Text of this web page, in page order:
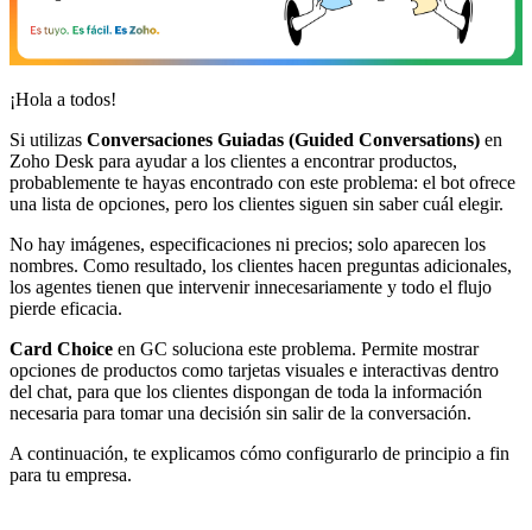
¡Hola a todos!
Si utilizas Conversaciones Guiadas (Guided Conversations) en
Zoho Desk para ayudar a los clientes a encontrar productos,
probablemente te hayas encontrado con este problema: el bot ofrece
una lista de opciones, pero los clientes siguen sin saber cuál elegir.
No hay imágenes, especificaciones ni precios; solo aparecen los
nombres. Como resultado, los clientes hacen preguntas adicionales,
los agentes tienen que intervenir innecesariamente y todo el flujo
pierde eficacia.
Card Choice en GC soluciona este problema. Permite mostrar
opciones de productos como tarjetas visuales e interactivas dentro
del chat, para que los clientes dispongan de toda la información
necesaria para tomar una decisión sin salir de la conversación.
A continuación, te explicamos cómo configurarlo de principio a fin
para tu empresa.